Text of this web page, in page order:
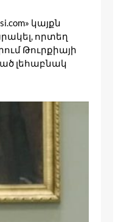
կայքն
որտեղ
Թուրքիայի
լեհաբնակ